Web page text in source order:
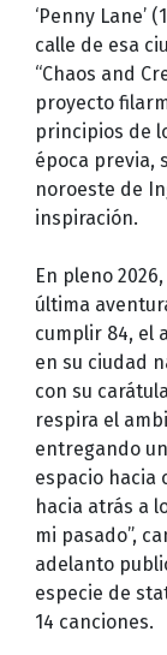
‘Penny Lane’
calle de esa
“Chaos and
proyecto
principios de
época previa,
noroeste de
inspiración.
En pleno
última
cumplir 84, el
en su ciudad
con su
respira el
entregando
espacio hacia
hacia atrás a
mi pasado”,
adelanto
especie de
14 canciones.